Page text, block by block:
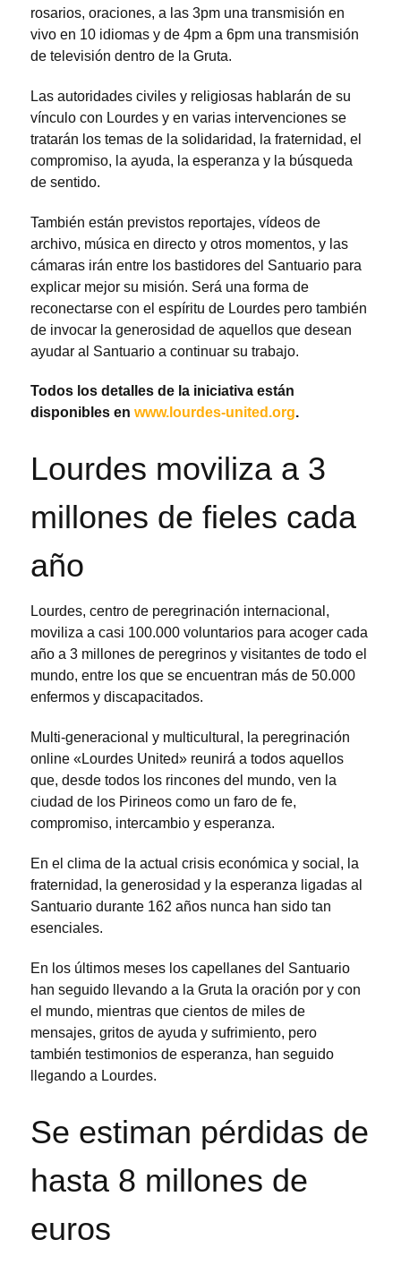
rosarios, oraciones, a las 3pm una transmisión en
vivo en 10 idiomas y de 4pm a 6pm una transmisión
de televisión dentro de la Gruta.
Las autoridades civiles y religiosas hablarán de su
vínculo con Lourdes y en varias intervenciones se
tratarán los temas de la solidaridad, la fraternidad, el
compromiso, la ayuda, la esperanza y la búsqueda
de sentido.
También están previstos reportajes, vídeos de
archivo, música en directo y otros momentos, y las
cámaras irán entre los bastidores del Santuario para
explicar mejor su misión. Será una forma de
reconectarse con el espíritu de Lourdes pero también
de invocar la generosidad de aquellos que desean
ayudar al Santuario a continuar su trabajo.
Todos los detalles de la iniciativa están
disponibles en www.lourdes-united.org.
Lourdes moviliza a 3
millones de fieles cada
año
Lourdes, centro de peregrinación internacional,
moviliza a casi 100.000 voluntarios para acoger cada
año a 3 millones de peregrinos y visitantes de todo el
mundo, entre los que se encuentran más de 50.000
enfermos y discapacitados.
Multi-generacional y multicultural, la peregrinación
online «Lourdes United» reunirá a todos aquellos
que, desde todos los rincones del mundo, ven la
ciudad de los Pirineos como un faro de fe,
compromiso, intercambio y esperanza.
En el clima de la actual crisis económica y social, la
fraternidad, la generosidad y la esperanza ligadas al
Santuario durante 162 años nunca han sido tan
esenciales.
En los últimos meses los capellanes del Santuario
han seguido llevando a la Gruta la oración por y con
el mundo, mientras que cientos de miles de
mensajes, gritos de ayuda y sufrimiento, pero
también testimonios de esperanza, han seguido
llegando a Lourdes.
Se estiman pérdidas de
hasta 8 millones de
euros